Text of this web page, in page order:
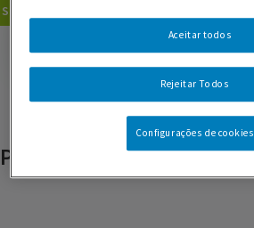
Sobremesas
Produtos relacionados
Rejeitar Todos
Aceitar todos
Configurações de cookies